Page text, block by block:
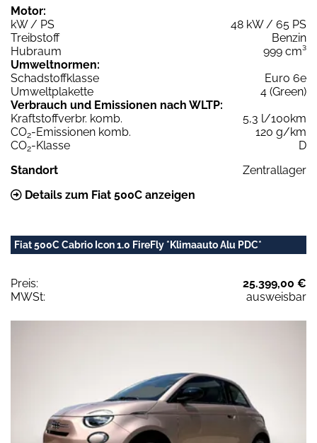
Motor:
kW / PS
48 kW / 65 PS
Treibstoff
Benzin
Hubraum
999 cm³
Umweltnormen:
Schadstoffklasse
Euro 6e
Umweltplakette
4 (Green)
Verbrauch und Emissionen nach WLTP:
Kraftstoffverbr. komb.
5,3 l/100km
CO2-Emissionen komb.
120 g/km
CO2-Klasse
D
Standort
Zentrallager
Details zum Fiat 500C anzeigen
Fiat 500C Cabrio Icon 1.0 FireFly *Klimaauto Alu PDC*
Preis:
25.399,00 €
MWSt:
ausweisbar